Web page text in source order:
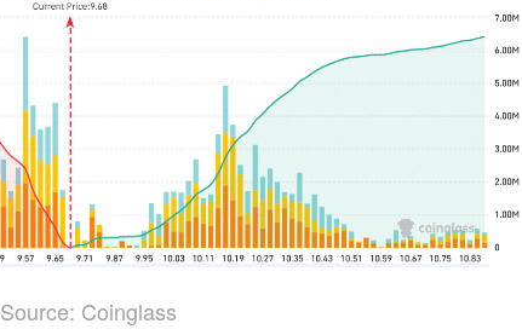
Source: Coinglass